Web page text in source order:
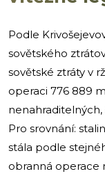
Podle
sovětského
sovětské ztráty v
operaci 776 889
Pro srovnání:
stála podle
obranná operace